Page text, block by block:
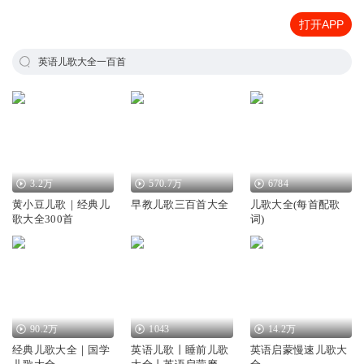
打开APP
英语儿歌大全一百首
3.2万
黄小豆儿歌｜经典儿
歌大全300首
570.7万
早教儿歌三百首大全
6784
儿歌大全(每首配歌
词)
90.2万
经典儿歌大全｜国学
1043
英语儿歌丨睡前儿歌
14.2万
英语启蒙慢速儿歌大